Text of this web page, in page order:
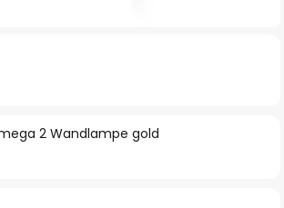
2 Wandlampe gold